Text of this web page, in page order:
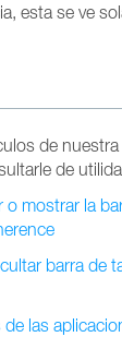
esta se ve
de
de
o mostrar la
barra de
de las